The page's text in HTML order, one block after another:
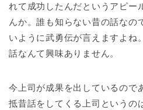
れて成功したんだというアピー
んか。誰も知らない昔の話なの
いように武勇伝が言えますよね
話なんて興味ありません。
今上司が成果を出しているので
抵昔話をしてくる上司というの